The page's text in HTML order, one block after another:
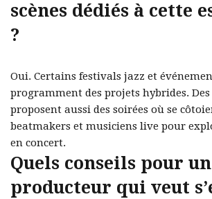
scènes dédiés à cette
?
Oui. Certains festivals jazz et
programment des projets hybrides. Des
proposent aussi des soirées où se
beatmakers et musiciens live pour
en concert.
Quels conseils pour un
producteur qui veut